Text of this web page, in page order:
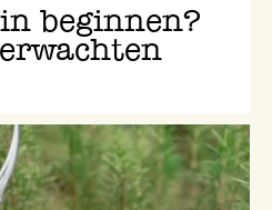
beginnen?